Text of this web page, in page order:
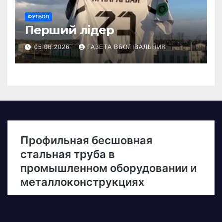
ФУТБОЛ
Перший лідер
05.08.2026 ГАЗЕТА ВБОЛІВАЛЬНИК